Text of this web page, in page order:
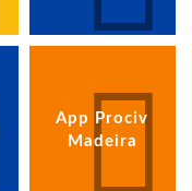
App Prociv
Madeira